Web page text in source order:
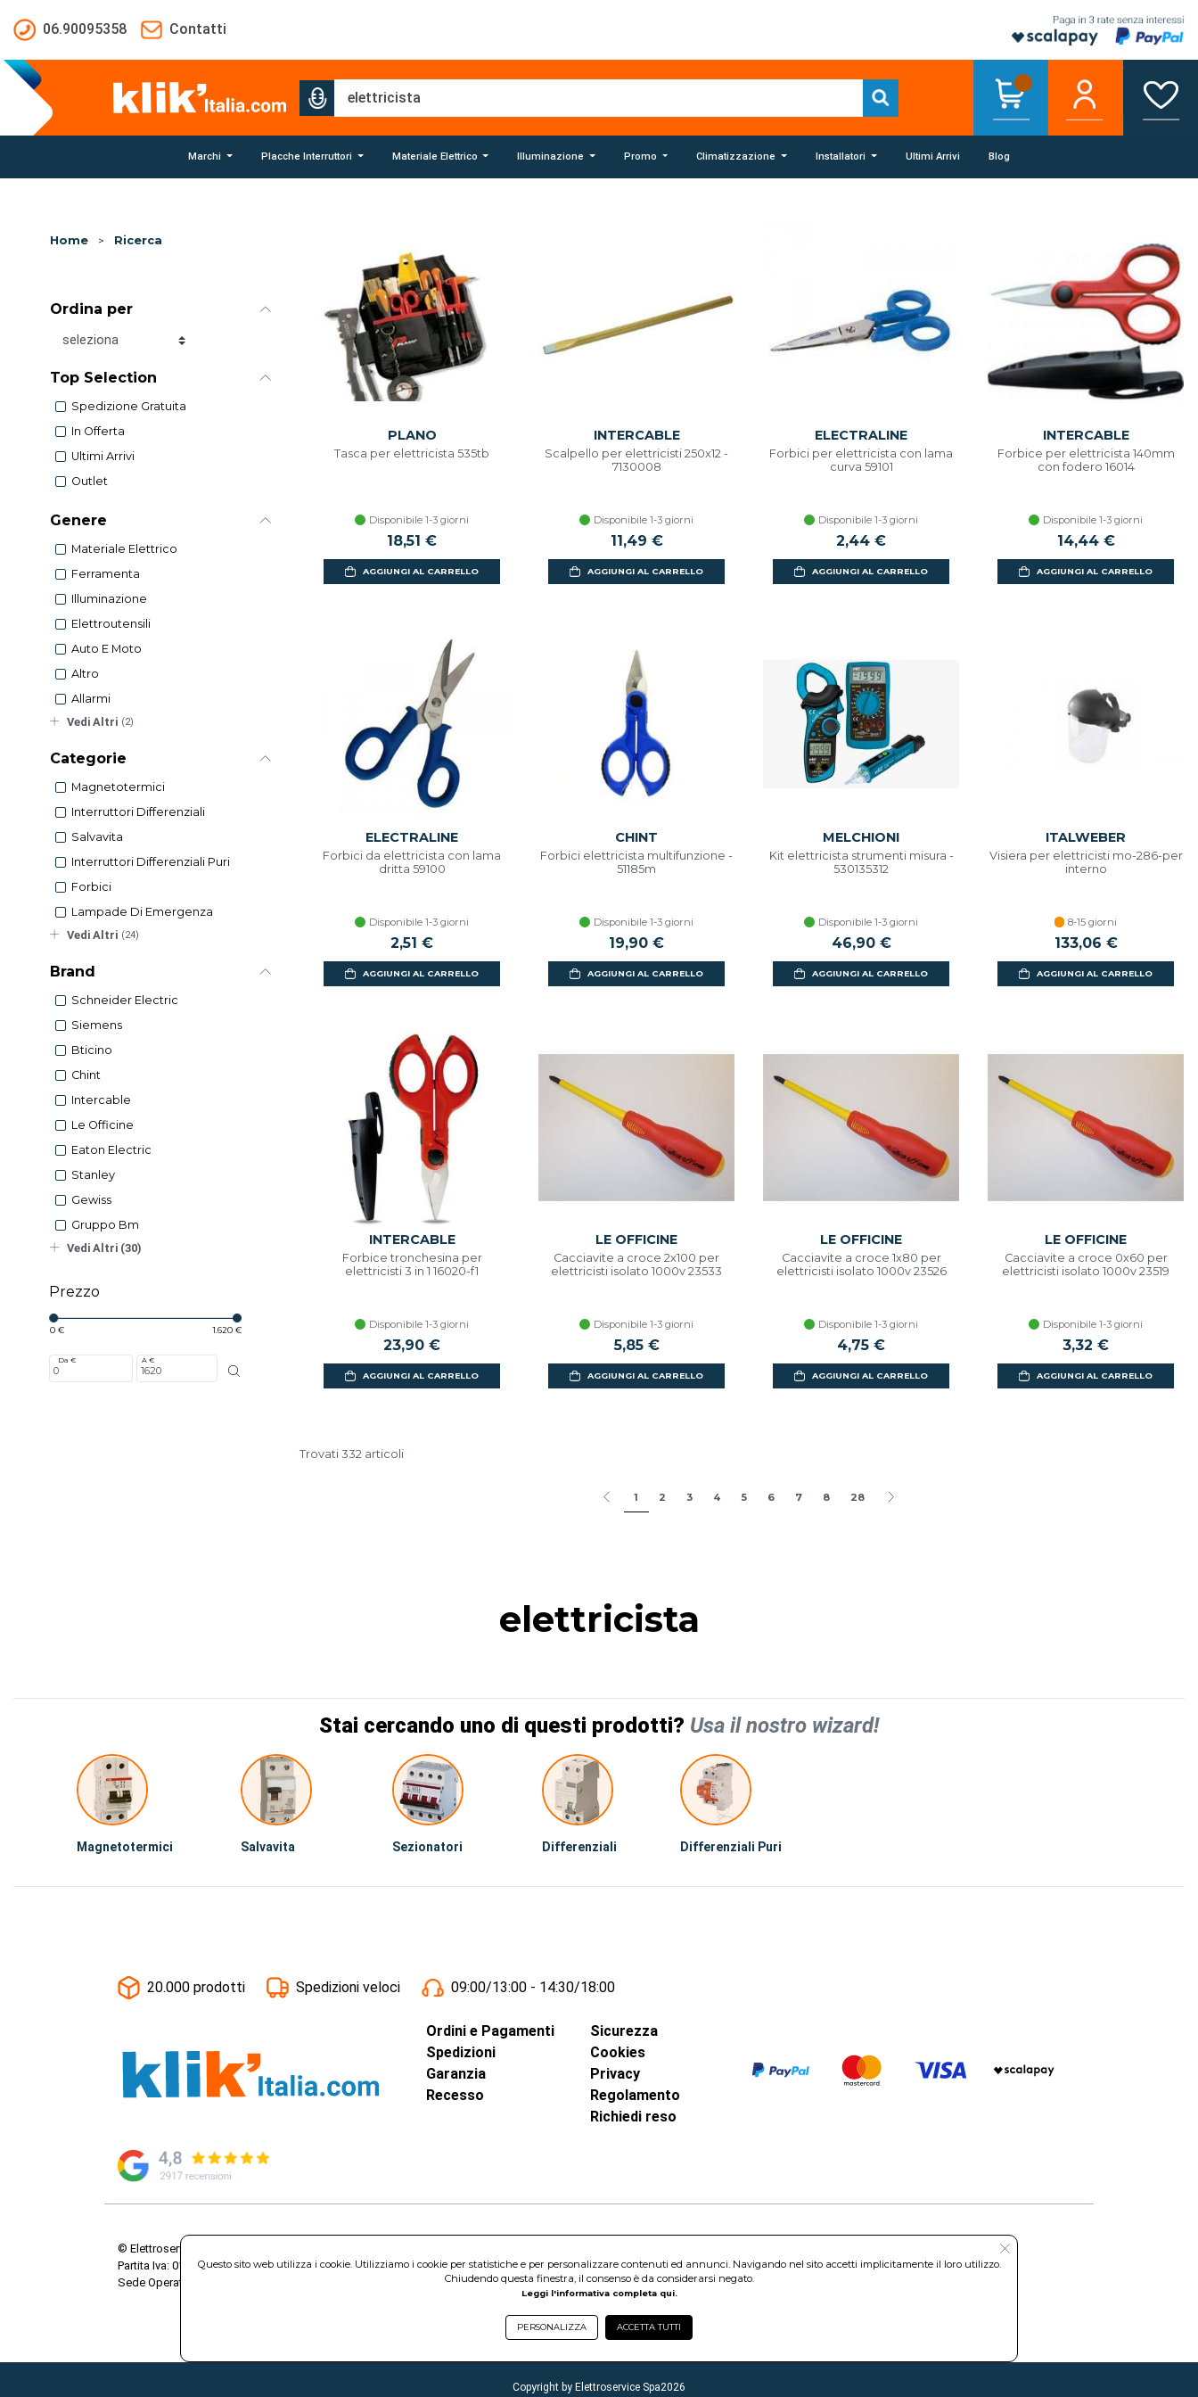
06.90095358
Contatti
Marchi Placche Interruttori Materiale Elettrico Illuminazione Promo Climatizzazione Installatori Ultimi Arrivi Blog
Home > Ricerca
Ordina per
Ordina per
Top Selection
Spedizione Gratuita
In Offerta
Ultimi Arrivi
Outlet
Genere
Materiale Elettrico
Ferramenta
Illuminazione
Elettroutensili
Auto E Moto
Altro
Allarmi
Vedi Altri (2)
Categorie
Magnetotermici
Interruttori Differenziali
Salvavita
Interruttori Differenziali Puri
Forbici
Lampade Di Emergenza
Vedi Altri (24)
Brand
Schneider Electric
Siemens
Bticino
Chint
Intercable
Le Officine
Eaton Electric
Stanley
Gewiss
Gruppo Bm
Vedi Altri (30)
Prezzo
0 € 1.620 €
Da € A €
PLANO
Tasca per elettricista 535tb
Disponibile 1-3 giorni
18,51 €
AGGIUNGI AL CARRELLO
INTERCABLE
Scalpello per elettricisti 250x12 -
7130008
Disponibile 1-3 giorni
11,49 €
AGGIUNGI AL CARRELLO
ELECTRALINE
Forbici per elettricista con lama
curva 59101
Disponibile 1-3 giorni
2,44 €
AGGIUNGI AL CARRELLO
INTERCABLE
Forbice per elettricista 140mm
con fodero 16014
Disponibile 1-3 giorni
14,44 €
AGGIUNGI AL CARRELLO
ELECTRALINE
Forbici da elettricista con lama
dritta 59100
Disponibile 1-3 giorni
2,51 €
AGGIUNGI AL CARRELLO
CHINT
Forbici elettricista multifunzione -
51185m
Disponibile 1-3 giorni
19,90 €
AGGIUNGI AL CARRELLO
MELCHIONI
Kit elettricista strumenti misura -
530135312
Disponibile 1-3 giorni
46,90 €
AGGIUNGI AL CARRELLO
ITALWEBER
Visiera per elettricisti mo-286-per
interno
8-15 giorni
133,06 €
AGGIUNGI AL CARRELLO
INTERCABLE
Forbice tronchesina per
elettricisti 3 in 1 16020-f1
Disponibile 1-3 giorni
23,90 €
AGGIUNGI AL CARRELLO
LE OFFICINE
Cacciavite a croce 2x100 per
elettricisti isolato 1000v 23533
Disponibile 1-3 giorni
5,85 €
AGGIUNGI AL CARRELLO
LE OFFICINE
Cacciavite a croce 1x80 per
elettricisti isolato 1000v 23526
Disponibile 1-3 giorni
4,75 €
AGGIUNGI AL CARRELLO
LE OFFICINE
Cacciavite a croce 0x60 per
elettricisti isolato 1000v 23519
Disponibile 1-3 giorni
3,32 €
AGGIUNGI AL CARRELLO
Trovati 332 articoli
1 2 3 4 5 6 7 8 28
elettricista
Stai cercando uno di questi prodotti? Usa il nostro wizard!
Magnetotermici Salvavita Sezionatori Differenziali Differenziali Puri
20.000 prodotti Spedizioni veloci 09:00/13:00 - 14:30/18:00
Ordini e Pagamenti
Spedizioni
Garanzia
Recesso
Sicurezza
Cookies
Privacy
Regolamento
Richiedi reso
© Elettroservice Spa - Sede Legale: Via Leonardo da Vinci, 40 - 00015 Monterotondo Scalo (RM)
Partita Iva: 01586761007 - Codice Fiscale: 06634500588 Capitale Sociale 1.600.000,00 Euro i.v. Iscritto al Registro delle Imprese di Roma REA: RM-535144
Sede Operativa: Via Leonardo da Vinci, 40 - 00015 Monterotondo Scalo (RM) - Telefono:06.90095358
Copyright by Elettroservice Spa2026
Questo sito web utilizza i cookie. Utilizziamo i cookie per statistiche e per personalizzare contenuti ed annunci. Navigando nel sito accetti implicitamente il loro utilizzo.
Chiudendo questa finestra, il consenso è da considerarsi negato.
Leggi l'informativa completa qui.
PERSONALIZZA ACCETTA TUTTI